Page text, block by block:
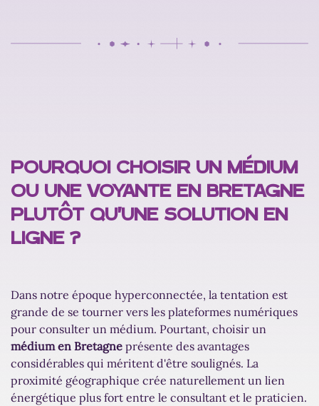
Guérison et communication animale
Nettoyage énergétique des lieux
Déontologie
POURQUOI CHOISIR UN MÉDIUM
OU UNE VOYANTE EN BRETAGNE
PLUTÔT QU'UNE SOLUTION EN
LIGNE ?
Dans notre époque hyperconnectée, la tentation est
grande de se tourner vers les plateformes numériques
pour consulter un médium. Pourtant, choisir un
médium en Bretagne présente des avantages
considérables qui méritent d'être soulignés. La
proximité géographique crée naturellement un lien
énergétique plus fort entre le consultant et le praticien.